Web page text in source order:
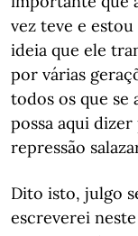
vez teve e
ideia que ele
por várias
todos os que se
possa aqui
repressão
Dito isto, julgo
escreverei